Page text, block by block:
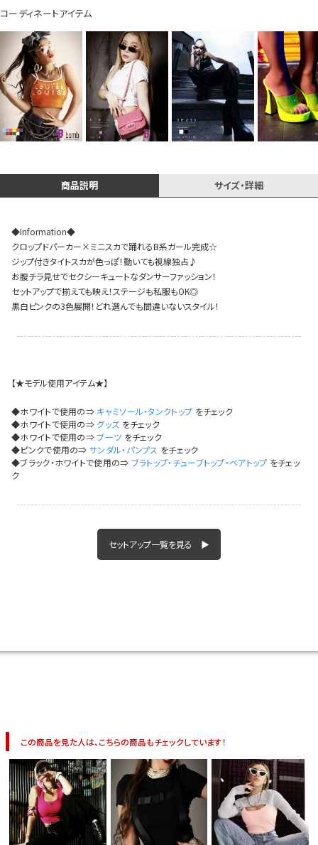
スタッフコーディネート
今活躍している多ジャンルダンサーさん×bombshellコラボ特集
今活
コーディネートアイテム
商品説明 サイズ・詳細
◆Information◆
クロップドパーカー×ミニスカで踊れるB系ガール完成☆
ジップ付きタイトスカが色っぽ！動いても視線独占♪
お腹チラ見せでセクシーキュートなダンサーファッション！
セットアップで揃えても映え！ステージも私服もOK◎
黒白ピンクの3色展開！どれ選んでも間違いないスタイル！
【★モデル使用アイテム★】
◆ホワイトで使用の⇒ キャミソール・タンクトップ をチェック
◆ホワイトで使用の⇒ グッズをチェック
◆ホワイトで使用の⇒ブーツ をチェック
◆ピンクで使用の⇒サンダル・パンプス をチェック
◆ブラック・ホワイトで使用の⇒ ブラトップ・チューブトップ・ベアトップ をチェッ
ク
セットアップ一覧を見る ▶
この商品を見た人は、こちらの商品もチェックしています！